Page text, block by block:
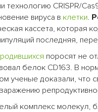
CRISPR/
вируса в клетки.
кассета, которая
последняя,
родившихся поросят не
белок CD163. В
ученые доказали, что
комплекс молекул,